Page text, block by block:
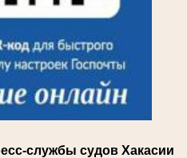
службы судов Хакасии